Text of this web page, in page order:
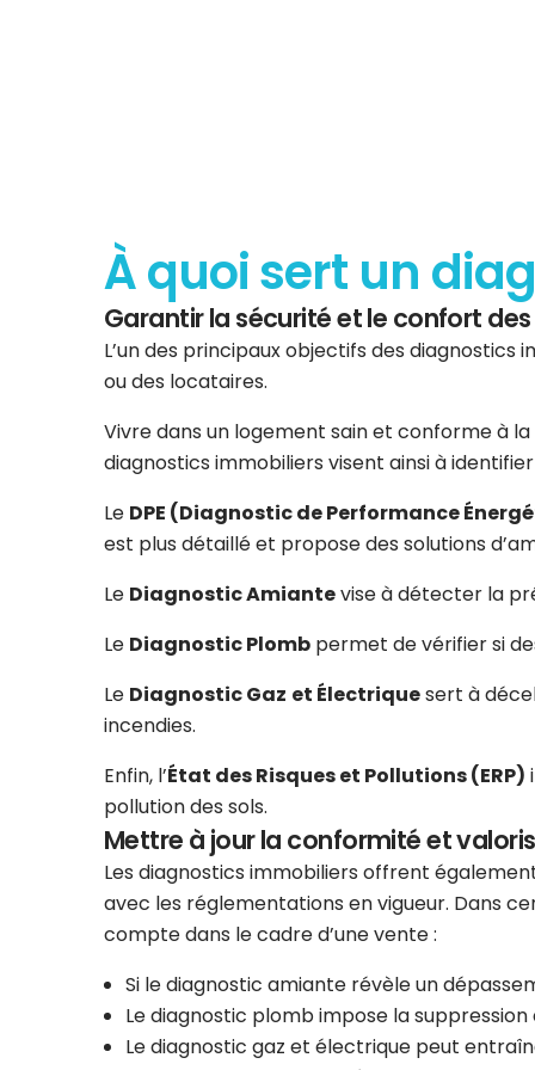
À quoi sert un
Garantir la sécurité et le confort
L’un des principaux objectifs des diagnostics
ou des locataires.
Vivre dans un logement sain et conforme à
diagnostics immobiliers visent ainsi à
Le DPE (Diagnostic de Performance
est plus détaillé et propose des solutions
Le Diagnostic Amiantevise à détecter la
Le Diagnostic Plomb permet de vérifier si
Le Diagnostic Gaz et Électriquesert à
incendies.
Enfin, l’État des Risques et Pollutions (ERP)
pollution des sols.
Mettre à jour la conformité et
Les diagnostics immobiliers offrent
avec les réglementations en vigueur. Dans
compte dans le cadre d’une vente :
Si le diagnostic amiante révèle un
Le diagnostic plomb impose la
Le diagnostic gaz et électrique peut